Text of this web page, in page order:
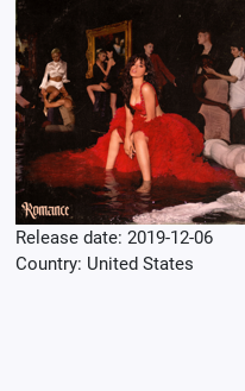
Release date: 2019-12-06
Country: United States